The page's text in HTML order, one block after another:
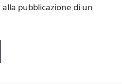
pubblicazione di un